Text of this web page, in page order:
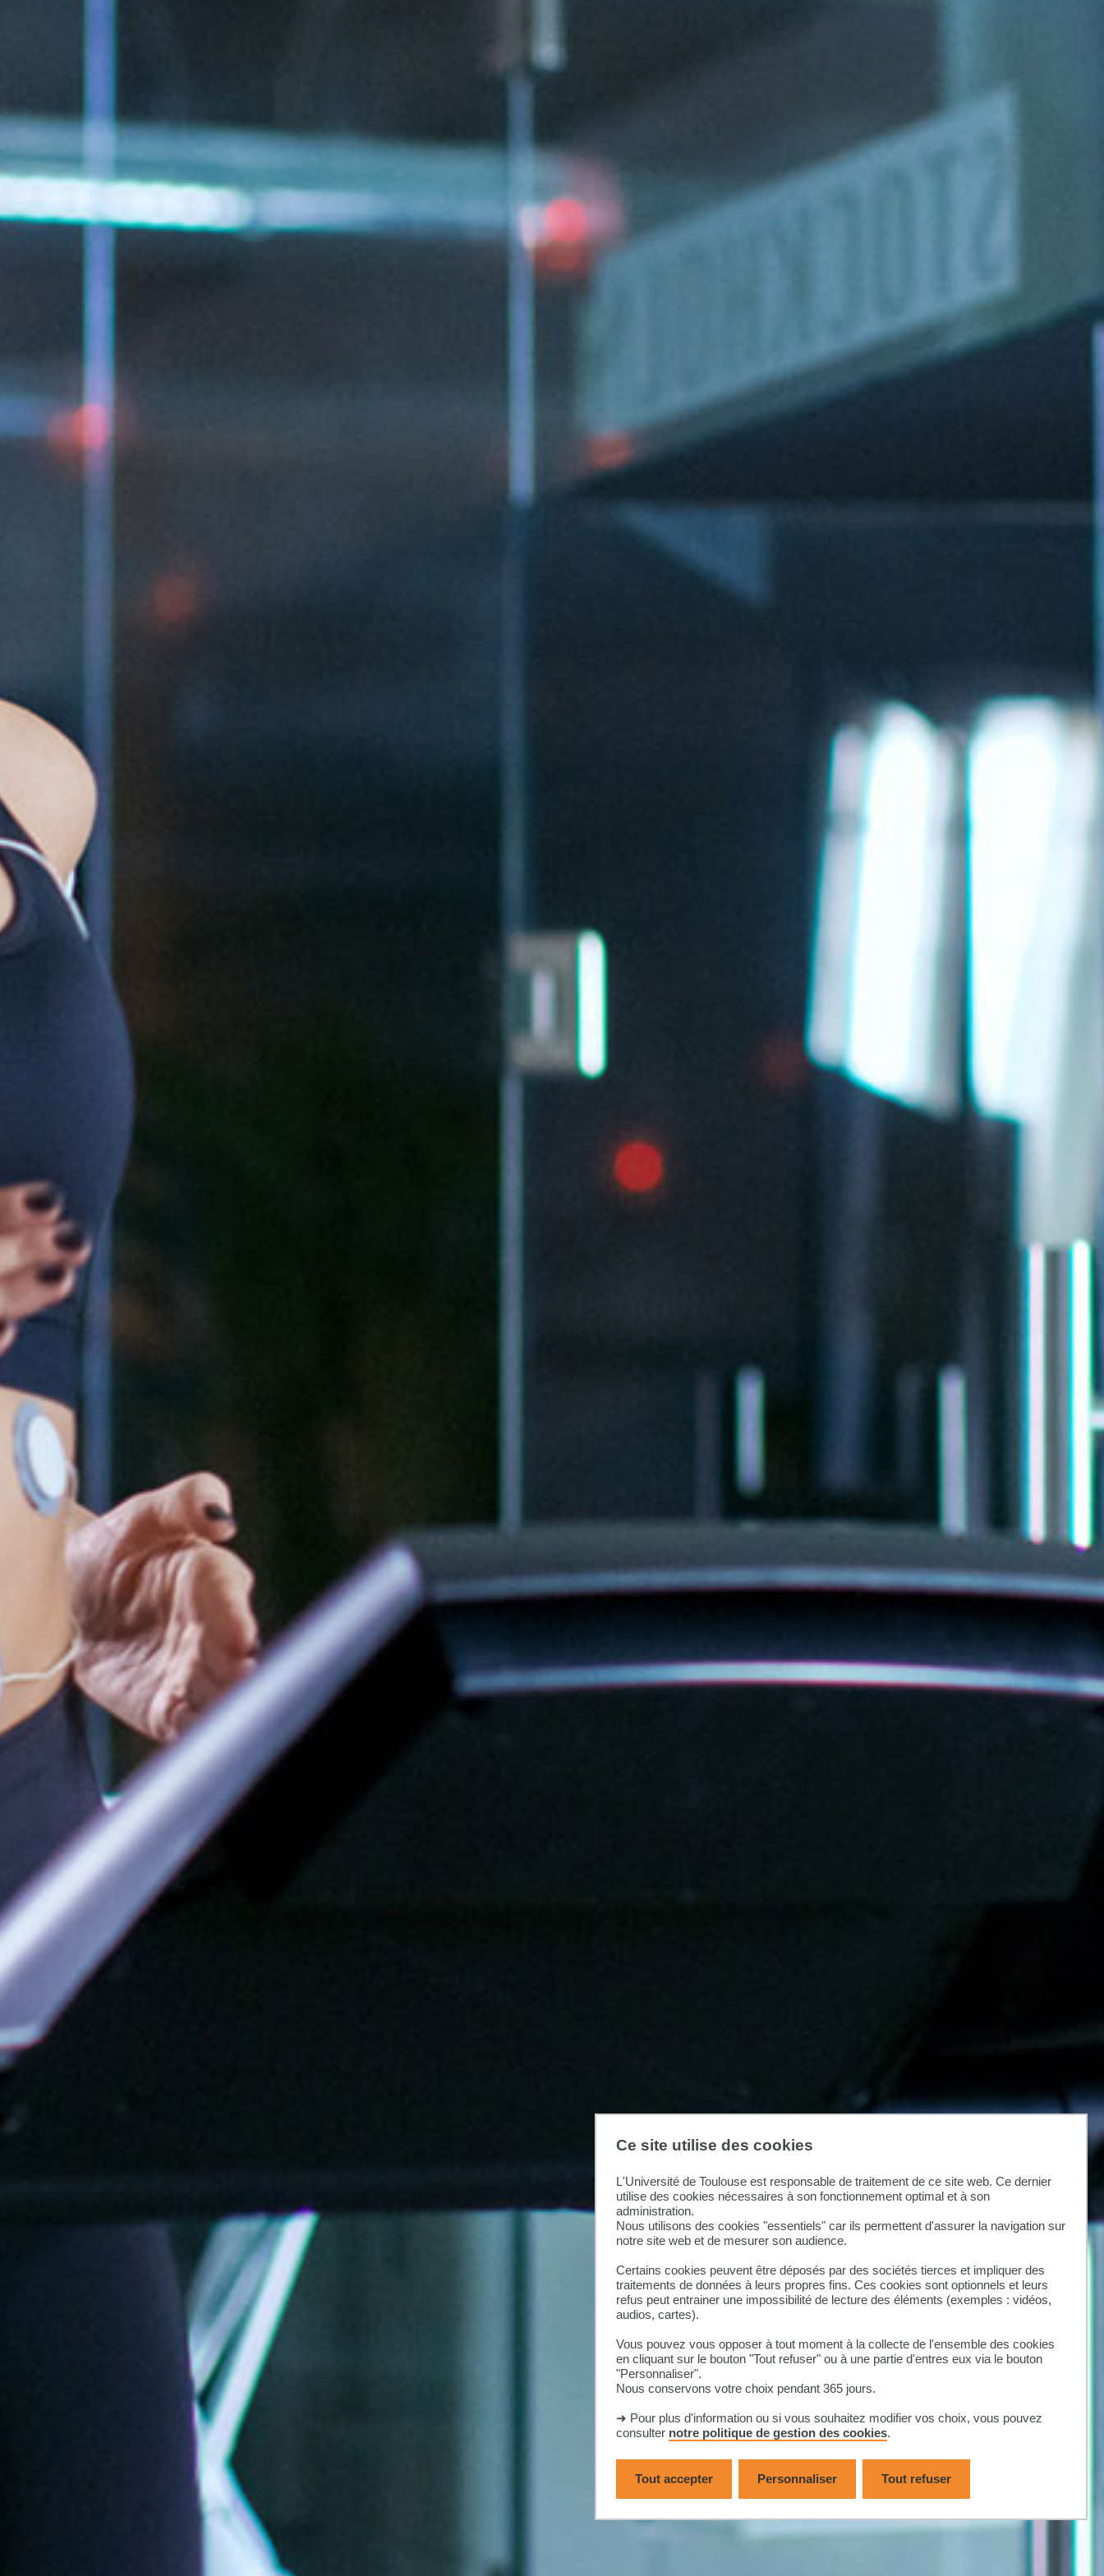
Ce site utilise des cookies
L'Université de Toulouse est responsable de traitement de ce site web. Ce dernier
utilise des cookies nécessaires à son fonctionnement optimal et à son
administration.
Nous utilisons des cookies "essentiels" car ils permettent d'assurer la navigation sur
notre site web et de mesurer son audience.
Certains cookies peuvent être déposés par des sociétés tierces et impliquer des
traitements de données à leurs propres fins. Ces cookies sont optionnels et leurs
refus peut entrainer une impossibilité de lecture des éléments (exemples : vidéos,
audios, cartes).
Vous pouvez vous opposer à tout moment à la collecte de l'ensemble des cookies
en cliquant sur le bouton "Tout refuser" ou à une partie d'entres eux via le bouton
"Personnaliser".
Nous conservons votre choix pendant 365 jours.
➜ Pour plus d'information ou si vous souhaitez modifier vos choix, vous pouvez
consulter notre politique de gestion des cookies.
Tout accepter Tout refuser
Personnaliser